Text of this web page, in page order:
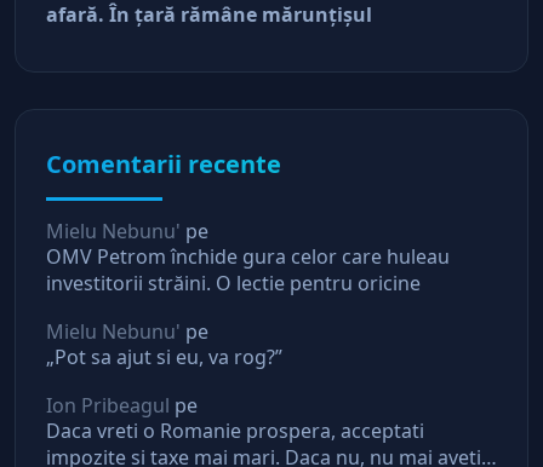
afară. În ţară rămâne mărunţişul
Comentarii recente
Mielu Nebunu' pe
OMV Petrom închide gura celor care huleau
investitorii străini. O lectie pentru oricine
Mielu Nebunu' pe
„Pot sa ajut si eu, va rog?”
Ion Pribeagul pe
Daca vreti o Romanie prospera, acceptati
impozite si taxe mai mari. Daca nu, nu mai aveti